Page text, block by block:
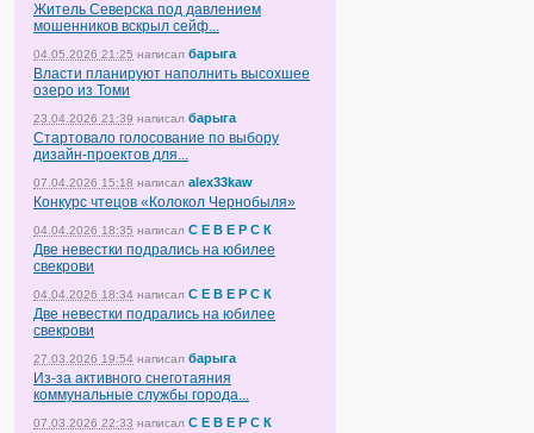
Житель Северска под давлением
мошенников вскрыл сейф...
04.05.2026 21:25 написал барыга
Власти планируют наполнить высохшее
озеро из Томи
23.04.2026 21:39 написал барыга
Стартовало голосование по выбору
дизайн-проектов для...
07.04.2026 15:18 написал alex33kaw
Конкурс чтецов «Колокол Чернобыля»
04.04.2026 18:35 написал С Е В Е Р С К
Две невестки подрались на юбилее
свекрови
04.04.2026 18:34 написал С Е В Е Р С К
Две невестки подрались на юбилее
свекрови
27.03.2026 19:54 написал барыга
Из-за активного снеготаяния
коммунальные службы города...
07.03.2026 22:33 написал С Е В Е Р С К